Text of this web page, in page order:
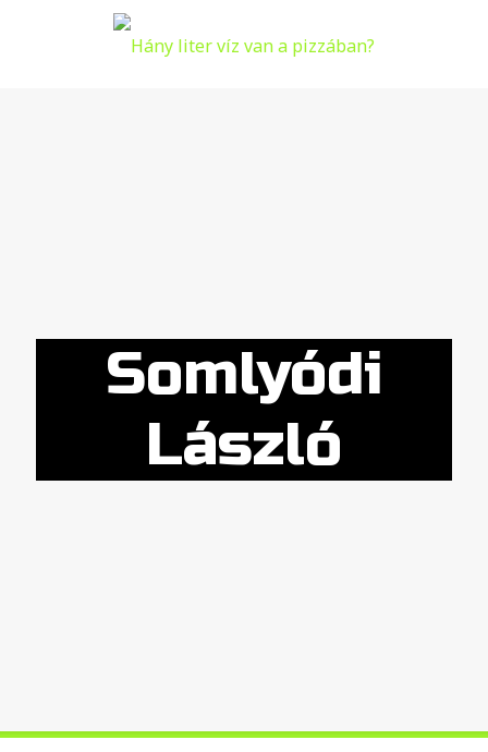
Somlyódi
László